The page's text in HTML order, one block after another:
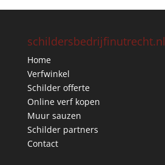
schildersbedrijfinutrecht.nl
Home
Verfwinkel
Schilder offerte
Online verf kopen
Muur sauzen
Schilder partners
Contact